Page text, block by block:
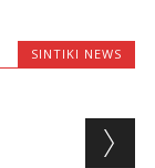
SINTIKI NEWS